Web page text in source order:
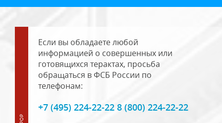
Если вы обладаете любой
информацией о совершенных или
готовящихся терактах, просьба
обращаться в ФСБ России по
телефонам:
+7 (495) 224-22-22 8 (800) 224-22-22